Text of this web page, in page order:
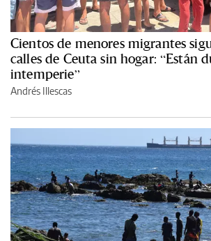
Cientos de menores migrantes
calles de Ceuta sin hogar: “Están
intemperie”
Andrés Illescas